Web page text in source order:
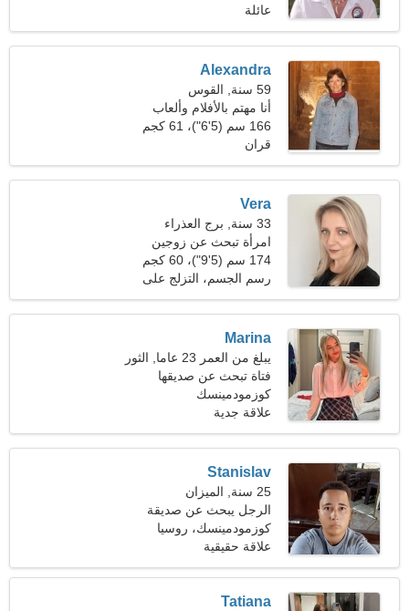
عائلة
Alexandra
59 سنة, القوس
أنا مهتم بالأفلام وألعاب
الفيديو
166 سم (5'6")، 61 كجم
(134 رطلا)
قران
Vera
33 سنة, برج العذراء
امرأة تبحث عن زوجين
174 سم (5'9")، 60 كجم
(132 رطلا)رسم الجسم، التزلج على
الماء
Marina
يبلغ من العمر 23 عاما, الثور
فتاة تبحث عن صديقها
كوزمودمينسك
علاقة جدية
Stanislav
25 سنة, الميزان
الرجل يبحث عن صديقة
كوزمودمينسك، روسيا
علاقة حقيقية
Tatiana